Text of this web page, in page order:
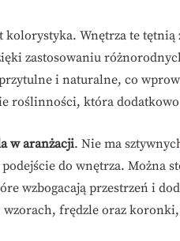
Wnętrza te
zastosowaniu
i naturalne, co
roślinności, która
w aranżacji. Nie ma
do wnętrza. Można
wzbogacają przestrzeń i
frędzle oraz